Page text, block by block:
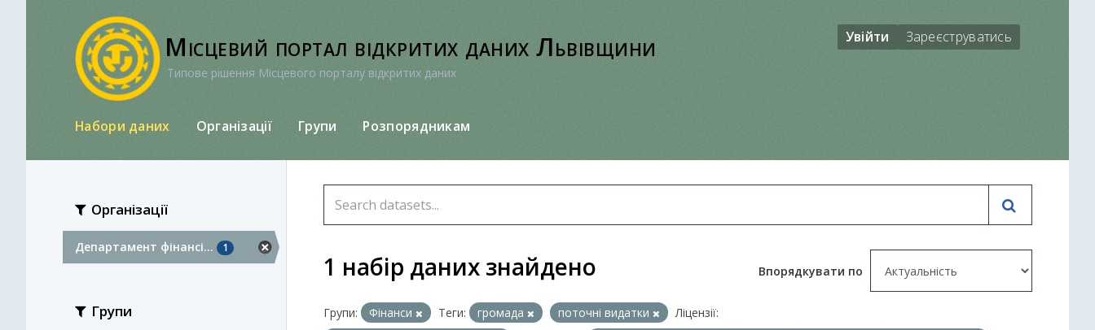
Місцевий портал відкритих даних Львівщини
Типове рішення Місцевого порталу відкритих даних
Увійти Зареєструватись
Набори даних Організації Групи Розпорядникам
Організації
Департамент фінансі... 1
Групи
Впорядкувати по
1 набір даних знайдено
Групи: Фінанси Теги: громада поточні видатки
Ліцензії: